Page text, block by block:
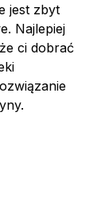
jest zbyt
Najlepiej
ci dobrać